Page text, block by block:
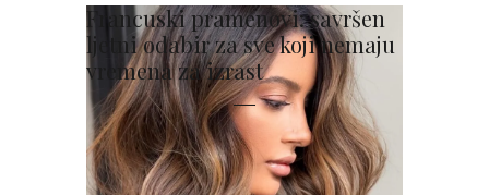
Francuski pramenovi: savršen
ljetni odabir za sve koji nemaju
vremena za izrast